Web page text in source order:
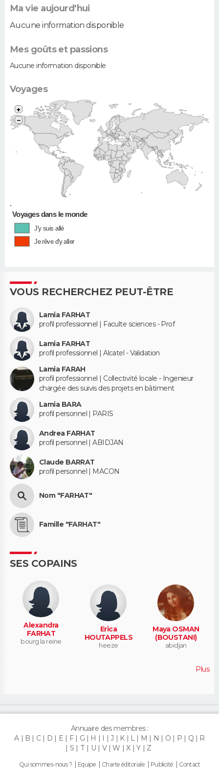
Ma vie aujourd'hui
Aucune information disponible
Mes goûts et passions
Aucune information disponible
Voyages
•
+
−
Voyages dans le monde
J'y suis allé
Je rêve d'y aller
VOUS RECHERCHEZ PEUT-ÊTRE
Lamia FARHAT
profil professionnel | Faculte sciences - Prof
Lamia FARHAT
profil professionnel | Alcatel - Validation
Lamia FARAH
profil professionnel | Collectivité locale - Ingenieur
chargée des suivis des projets en bâtiment
Lamia BARA
profil personnel | PARIS
Andrea FARHAT
profil personnel | ABIDJAN
Claude BARRAT
profil personnel | MACON
Nom "FARHAT"
Famille "FARHAT"
SES COPAINS
Alexandra
FARHAT
bourg la reine
Erica
HOUTAPPELS
heeze
Maya OSMAN
(BOUSTANI)
abidjan
Plus
Annuaire des membres :
A
B C D E F G H I J K L M N O P Q
R
S
T U V W X Y Z
Qui sommes-nous ? Equipe Charte éditoriale Publicité
Contact